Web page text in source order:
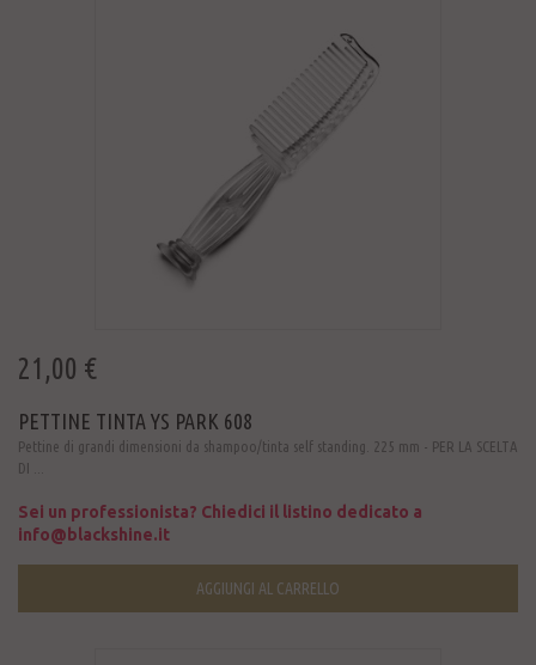
21,00 €
PETTINE TINTA YS PARK 608
Pettine di grandi dimensioni da shampoo/tinta self standing. 225 mm - PER LA SCELTA
DI ...
Sei un professionista? Chiedici il listino dedicato a
info@blackshine.it
AGGIUNGI AL CARRELLO